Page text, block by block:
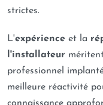
strictes.
L'expérience et la
l'installateur
professionnel
meilleure réactivité